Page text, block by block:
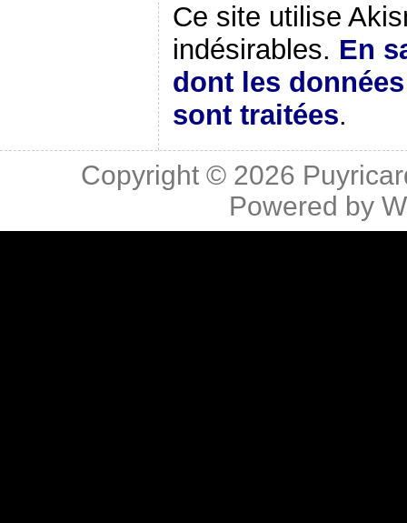
Ce site utilise
indésirables. En
dont les
sont traitées.
Copyright © 2026
Powered by